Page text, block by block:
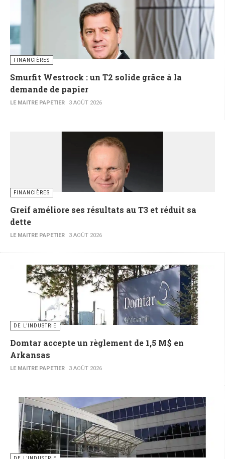
FINANCIÈRES
Smurfit Westrock : un T2 solide grâce à la
demande de papier
LE MAITRE PAPETIER 3 AOÛT 2026
FINANCIÈRES
Greif améliore ses résultats au T3 et réduit sa
dette
LE MAITRE PAPETIER 3 AOÛT 2026
DE L’INDUSTRIE
Domtar accepte un règlement de 1,5 M$ en
Arkansas
LE MAITRE PAPETIER 3 AOÛT 2026